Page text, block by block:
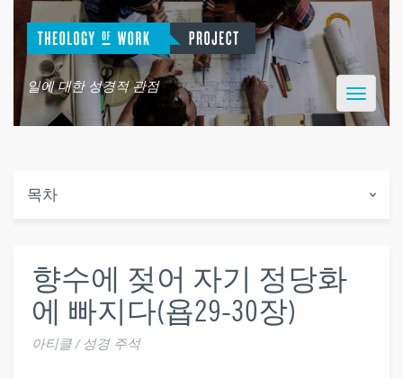
일에 대한 성경적 관점
Toggle
목차
향수에 젖어 자기 정당화
에 빠지다(욥29-30장)
아티클 / 성경 주석